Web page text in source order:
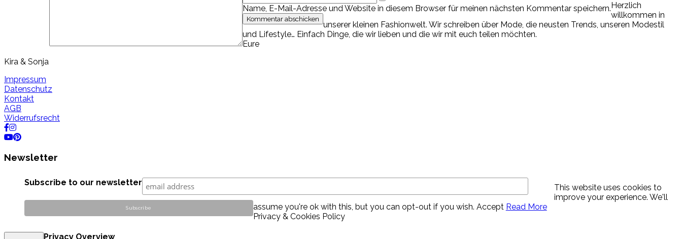
Name, E-Mail-Adresse und Website in diesem Browser für meinen nächsten Kommentar speichern. Herzlich
willkommen in
unserer kleinen Fashionwelt. Wir schreiben über Mode, die neusten Trends, unseren Modestil
und Lifestyle… Einfach Dinge, die wir lieben und die wir mit euch teilen möchten.
Eure
Kira & Sonja
Impressum
Datenschutz
Kontakt
AGB
Widerrufsrecht
Newsletter
Subscribe to our newsletter
This website uses cookies to
improve your experience. We'll
assume you're ok with this, but you can opt-out if you wish. Accept Read More
Privacy & Cookies Policy
Privacy Overview